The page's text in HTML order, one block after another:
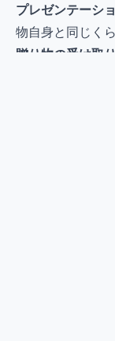
プレゼンテーシ
物自身と同じく
贈り物の受け取